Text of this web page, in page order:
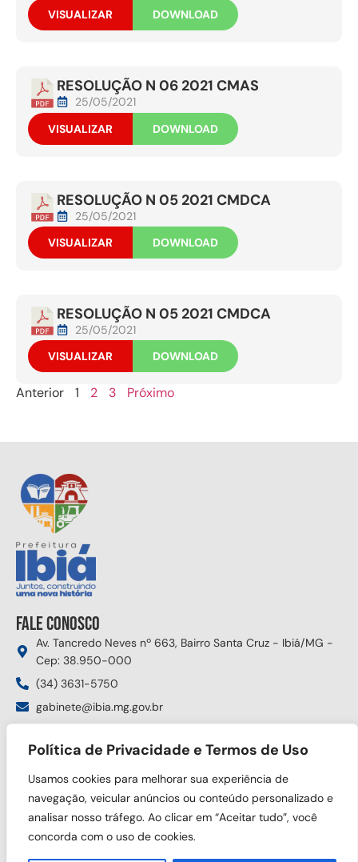
Política de Privacidade e Termos de Uso
Usamos cookies para melhorar sua experiência de
navegação, veicular anúncios ou conteúdo personalizado e
analisar nosso tráfego. Ao clicar em “Aceitar tudo”, você
concorda com o uso de cookies.
VISUALIZAR
DOWNLOAD
RESOLUÇÃO N 06 2021 CMAS
25/05/2021
VISUALIZAR
DOWNLOAD
RESOLUÇÃO N 05 2021 CMDCA
25/05/2021
VISUALIZAR
DOWNLOAD
RESOLUÇÃO N 05 2021 CMDCA
25/05/2021
VISUALIZAR
DOWNLOAD
Anterior 1 2 3 Próximo
Fale conosco
Av. Tancredo Neves nº 663, Bairro Santa Cruz - Ibiá/MG -
Cep: 38.950-000
(34) 3631-5750
gabinete@ibia.mg.gov.br